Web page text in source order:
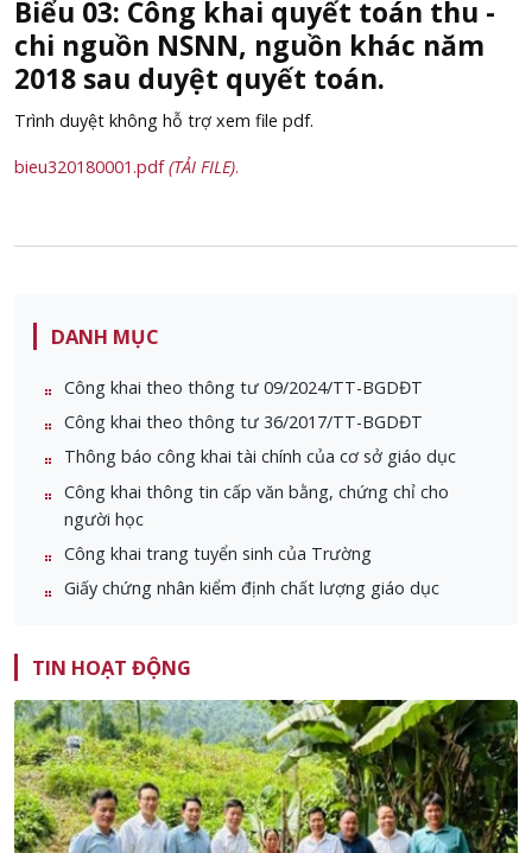
Biểu 03: Công khai quyết toán thu -
chi nguồn NSNN, nguồn khác năm
2018 sau duyệt quyết toán.
Trình duyệt không hỗ trợ xem file pdf.
bieu320180001.pdf(TẢI FILE).
DANH MỤC
Công khai theo thông tư 09/2024/TT-BGDĐT
Công khai theo thông tư 36/2017/TT-BGDĐT
Thông báo công khai tài chính của cơ sở giáo dục
Công khai thông tin cấp văn bằng, chứng chỉ cho
người học
Công khai trang tuyển sinh của Trường
Giấy chứng nhân kiểm định chất lượng giáo dục
TIN HOẠT ĐỘNG